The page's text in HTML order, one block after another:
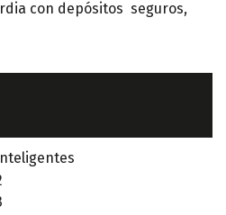
con depósitos seguros,